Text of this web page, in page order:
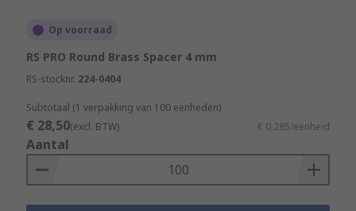
Op voorraad
RS PRO Round Brass Spacer 4 mm
RS-stocknr. 224-0404
Subtotaal (1 verpakking van 100 eenheden)
€ 28,50(excl. BTW) € 0,285/eenheid
Aantal